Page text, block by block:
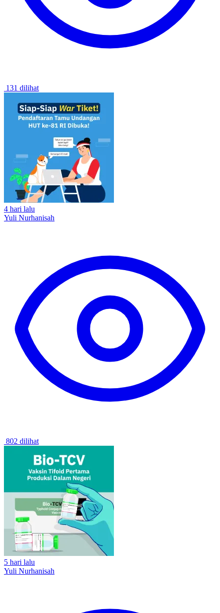
131 dilihat
4 hari lalu
Yuli Nurhanisah
802 dilihat
5 hari lalu
Yuli Nurhanisah